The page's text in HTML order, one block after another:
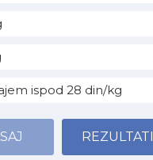
ispod 28 din/kg
REZULTATI